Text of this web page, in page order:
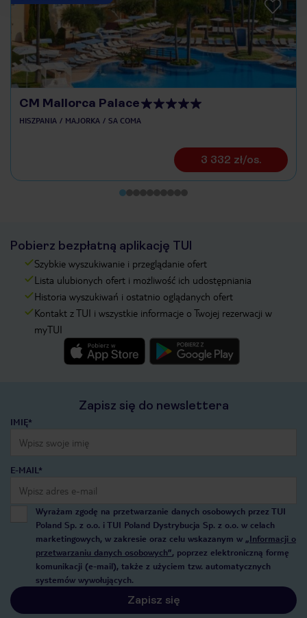
CM Mallorca Palace
HISZPANIA MAJORKA SA COMA
3 332 zł/os.
Pobierz bezpłatną aplikację TUI
Szybkie wyszukiwanie i przeglądanie ofert
Lista ulubionych ofert i możliwość ich udostępniania
Historia wyszukiwań i ostatnio oglądanych ofert
Kontakt z TUI i wszystkie informacje o Twojej rezerwacji w
myTUI
Zapisz się do newslettera
IMIĘ*
E-MAIL*
Wyrażam zgodę na przetwarzanie danych osobowych przez TUI
Poland Sp. z o.o. i TUI Poland Dystrybucja Sp. z o.o. w celach
marketingowych, w zakresie oraz celu wskazanym w „Informacji o
przetwarzaniu danych osobowych”, poprzez elektroniczną formę
komunikacji (e-mail), także z użyciem tzw. automatycznych
systemów wywołujących.
Zapisz się